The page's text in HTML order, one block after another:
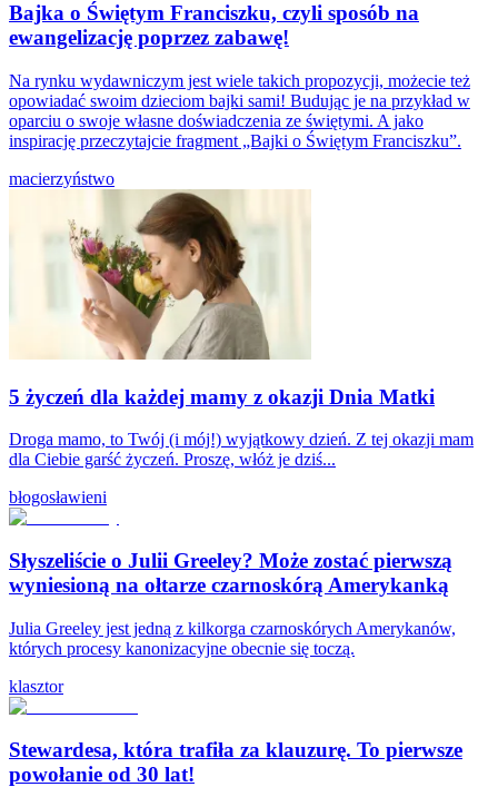
Bajka o Świętym Franciszku, czyli sposób na
ewangelizację poprzez zabawę!
Na rynku wydawniczym jest wiele takich propozycji, możecie też
opowiadać swoim dzieciom bajki sami! Budując je na przykład w
oparciu o swoje własne doświadczenia ze świętymi. A jako
inspirację przeczytajcie fragment „Bajki o Świętym Franciszku”.
macierzyństwo
5 życzeń dla każdej mamy z okazji Dnia Matki
Droga mamo, to Twój (i mój!) wyjątkowy dzień. Z tej okazji mam
dla Ciebie garść życzeń. Proszę, włóż je dziś...
błogosławieni
Słyszeliście o Julii Greeley? Może zostać pierwszą
wyniesioną na ołtarze czarnoskórą Amerykanką
Julia Greeley jest jedną z kilkorga czarnoskórych Amerykanów,
których procesy kanonizacyjne obecnie się toczą.
klasztor
Stewardesa, która trafiła za klauzurę. To pierwsze
powołanie od 30 lat!